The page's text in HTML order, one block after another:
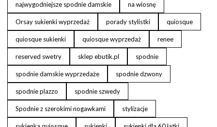
najwygodniejsze spodnie damskie na wiosnę
Orsay sukienki wyprzedaż porady stylistki quiosque
quiosque sukienki quiosque wyprzedaż renee
reserved swetry sklep ebutik.pl spodnie
spodnie damskie wyprzedaże spodnie dzwony
spodnie plazzo spodnie szwedy
Spodnie z szerokimi nogawkami stylizacje